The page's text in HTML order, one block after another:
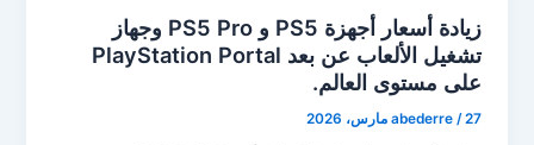
زيادة أسعار أجهزة PS5 و PS5 Pro وجهاز
تشغيل الألعاب عن بعد PlayStation Portal
على مستوى العالم.
abederre /27 مارس، 2026